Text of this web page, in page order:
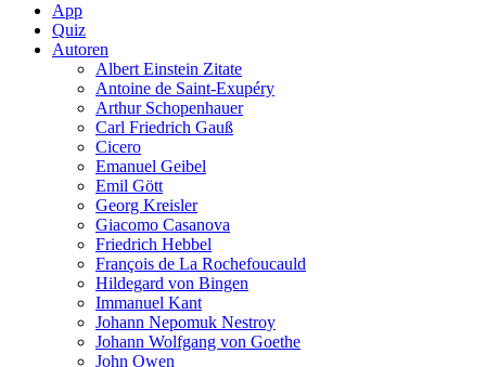
App
Quiz
Autoren
Albert Einstein Zitate
Antoine de Saint-Exupéry
Arthur Schopenhauer
Carl Friedrich Gauß
Cicero
Emanuel Geibel
Emil Gött
Georg Kreisler
Giacomo Casanova
Friedrich Hebbel
François de La Rochefoucauld
Hildegard von Bingen
Immanuel Kant
Johann Nepomuk Nestroy
Johann Wolfgang von Goethe
John Owen